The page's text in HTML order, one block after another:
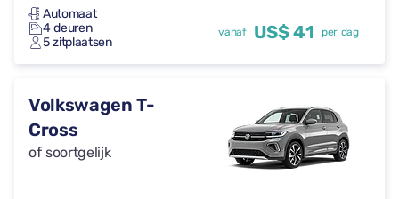
Automaat
4 deuren
5 zitplaatsen
vanaf US$ 41 per dag
Volkswagen T-
Cross
of soortgelijk